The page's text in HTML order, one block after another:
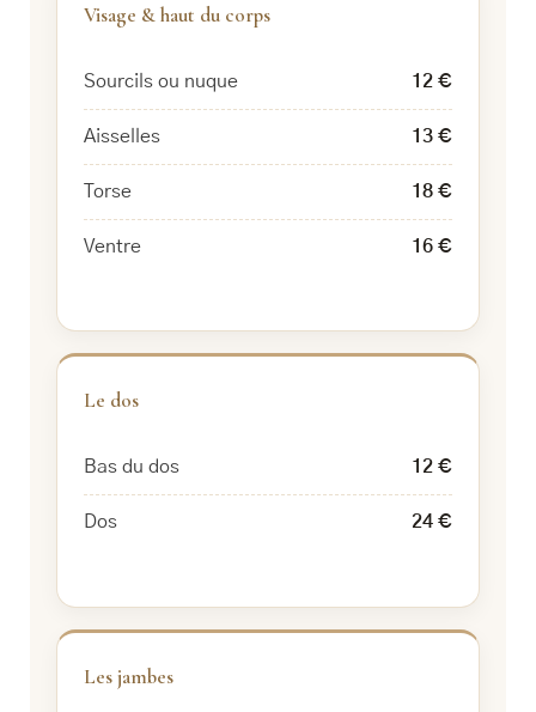
Visage & haut du corps
Sourcils ou nuque 12 €
Aisselles 13 €
Torse 18 €
Ventre 16 €
Le dos
Bas du dos 12 €
Dos 24 €
Les jambes